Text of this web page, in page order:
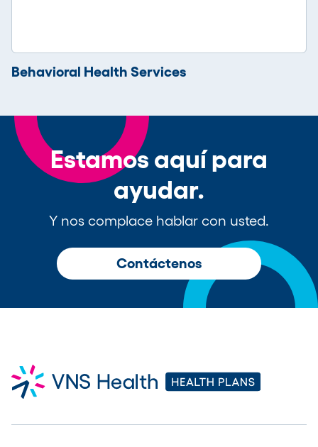
Behavioral Health Services
Estamos aquí para
ayudar.
Y nos complace hablar con usted.
Contáctenos